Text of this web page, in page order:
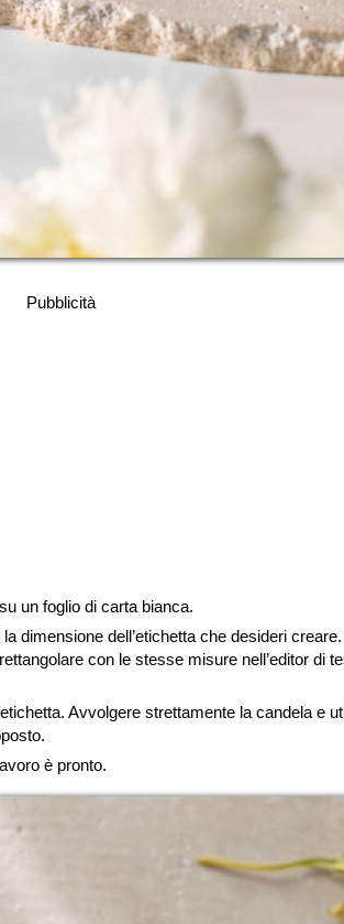
Pubblicità
un foglio di carta bianca.
dimensione dell’etichetta che desideri
con le stesse misure nell’editor di
Avvolgere strettamente la candela e
è pronto.